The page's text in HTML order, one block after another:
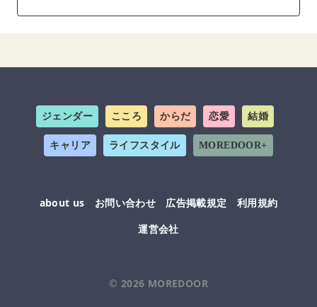
ジェンダー こころ からだ 恋愛 結婚
キャリア ライフスタイル MOREDOOR+
about us お問い合わせ 広告掲載規定
利用規約
運営会社
© 2026 MOREDOOR